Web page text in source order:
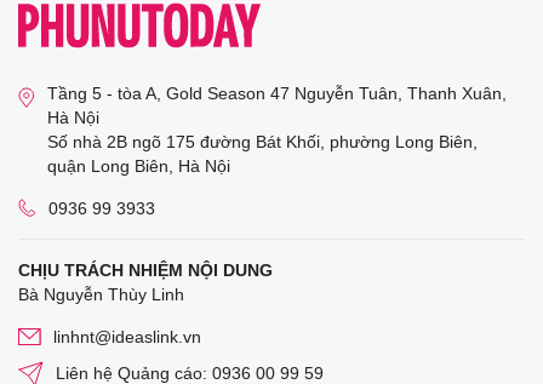
Tầng 5 - tòa A, Gold Season 47 Nguyễn Tuân, Thanh Xuân,
Hà Nội
Số nhà 2B ngõ 175 đường Bát Khối, phường Long Biên,
quận Long Biên, Hà Nội
0936 99 3933
CHỊU TRÁCH NHIỆM NỘI DUNG
Bà Nguyễn Thùy Linh
linhnt@ideaslink.vn
Liên hệ Quảng cáo: 0936 00 99 59